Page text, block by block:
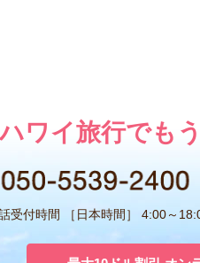
ワイ旅行でも
受付時間 ［日本時間］ 4:00～